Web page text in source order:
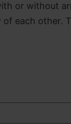
or without
each other.